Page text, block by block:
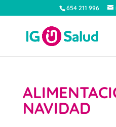
654 211 996
NAVIDAD